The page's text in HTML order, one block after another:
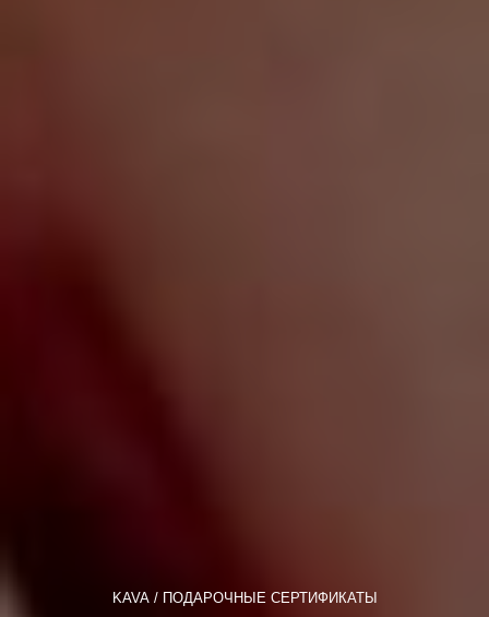
KAVA ПОДАРОЧНЫЕ СЕРТИФИКАТЫ